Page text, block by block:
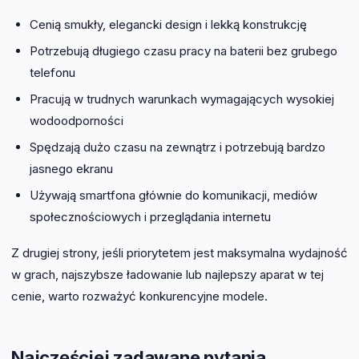
Cenią smukły, elegancki design i lekką konstrukcję
Potrzebują długiego czasu pracy na baterii bez grubego
telefonu
Pracują w trudnych warunkach wymagających wysokiej
wodoodporności
Spędzają dużo czasu na zewnątrz i potrzebują bardzo
jasnego ekranu
Używają smartfona głównie do komunikacji, mediów
społecznościowych i przeglądania internetu
Z drugiej strony, jeśli priorytetem jest maksymalna wydajność
w grach, najszybsze ładowanie lub najlepszy aparat w tej
cenie, warto rozważyć konkurencyjne modele.